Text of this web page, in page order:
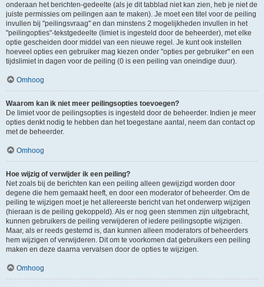
onderaan het berichten-gedeelte (als je dit tabblad niet kan zien, heb je niet de
juiste permissies om peilingen aan te maken). Je moet een titel voor de peiling
invullen bij "peilingsvraag" en dan minstens 2 mogelijkheden invullen in het
"peilingopties"-tekstgedeelte (limiet is ingesteld door de beheerder), met elke
optie gescheiden door middel van een nieuwe regel. Je kunt ook instellen
hoeveel opties een gebruiker mag kiezen onder "opties per gebruiker" en een
tijdslimiet in dagen voor de peiling (0 is een peiling van oneindige duur).
Omhoog
Waarom kan ik niet meer peilingsopties toevoegen?
De limiet voor de peilingsopties is ingesteld door de beheerder. Indien je meer
opties denkt nodig te hebben dan het toegestane aantal, neem dan contact op
met de beheerder.
Omhoog
Hoe wijzig of verwijder ik een peiling?
Net zoals bij de berichten kan een peiling alleen gewijzigd worden door
degene die hem gemaakt heeft, en door een moderator of beheerder. Om de
peiling te wijzigen moet je het allereerste bericht van het onderwerp wijzigen
(hieraan is de peiling gekoppeld). Als er nog geen stemmen zijn uitgebracht,
kunnen gebruikers de peiling verwijderen of iedere peilingsoptie wijzigen.
Maar, als er reeds gestemd is, dan kunnen alleen moderators of beheerders
hem wijzigen of verwijderen. Dit om te voorkomen dat gebruikers een peiling
maken en deze daarna vervalsen door de opties te wijzigen.
Omhoog